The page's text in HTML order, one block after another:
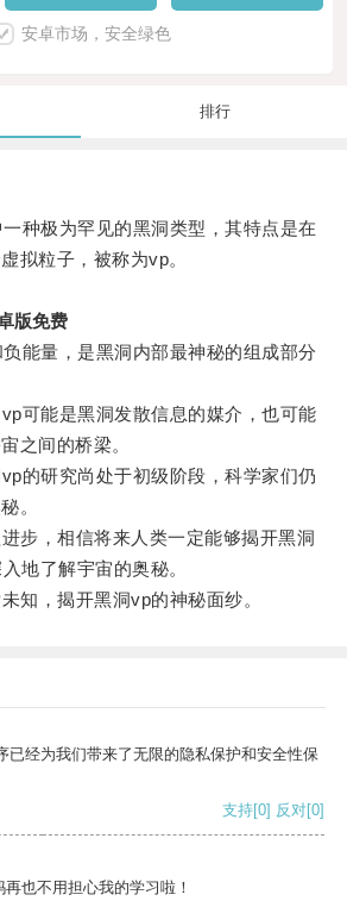
安卓市场，安全绿色
排行
极为罕见的黑洞类型，其特点是在
拟粒子，被称为vp。
版免费
量，是黑洞内部最神秘的组成部分
能是黑洞发散信息的媒介，也可能
之间的桥梁。
研究尚处于初级阶段，科学家们仍
。
，相信将来人类一定能够揭开黑洞
地了解宇宙的奥秘。
，揭开黑洞vp的神秘面纱。
已经为我们带来了无限的隐私保护和安全性保
支持[0] 反对[0]
也不用担心我的学习啦！